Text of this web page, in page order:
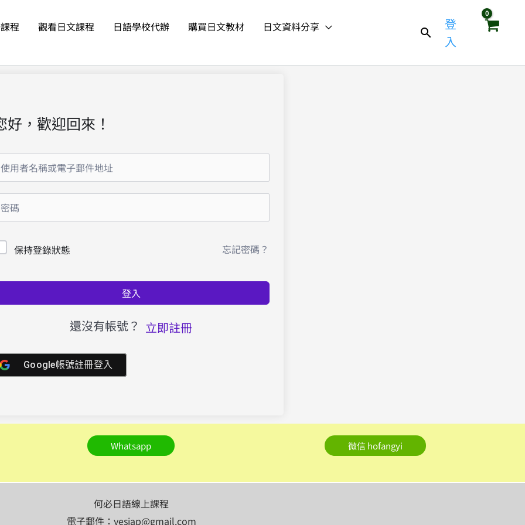
程 觀看日文課程 日語學校代辦 購買日文教材
日文資料分享
登
入
好，歡迎回來！
保持登錄狀態 忘記密碼？
登入
還沒有帳號？ 立即註冊
Google帳號註冊登入
Whatsapp 微信 hofangyi
何必日語線上課程
電子郵件：yesjap@gmail.com